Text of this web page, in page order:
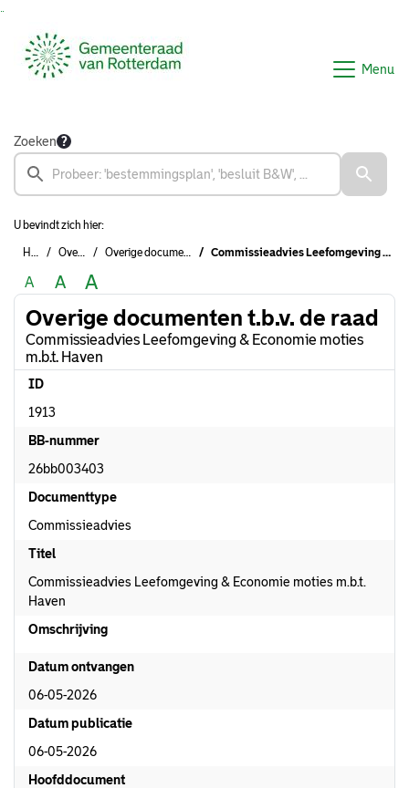
Menu
Zoeken
U bevindt zich hier:
Home Overzichten Overige documenten t.b.v. de raad Commissieadvies Leefomgeving & Economie moties m.b.t. Haven
A A A
Overige documenten t.b.v. de raad
Commissieadvies Leefomgeving & Economie moties
m.b.t. Haven
ID
1913
BB-nummer
26bb003403
Documenttype
Commissieadvies
Titel
Commissieadvies Leefomgeving & Economie moties m.b.t.
Haven
Omschrijving
Datum ontvangen
06-05-2026
Datum publicatie
06-05-2026
Hoofddocument